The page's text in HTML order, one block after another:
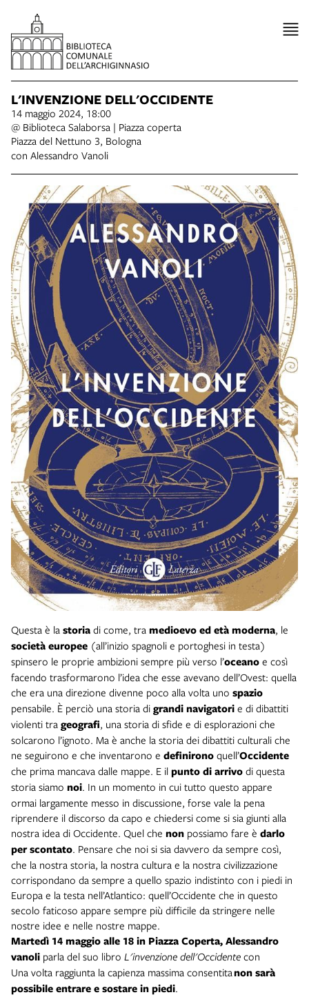
L'INVENZIONE DELL'OCCIDENTE
14 maggio 2024, 18:00
@ Biblioteca Salaborsa | Piazza coperta
Piazza del Nettuno 3, Bologna
con Alessandro Vanoli
Questa è la storia di come, tra medioevo ed età moderna, le
società europee (all’inizio spagnoli e portoghesi in testa)
spinsero le proprie ambizioni sempre più verso l’oceano e così
facendo trasformarono l’idea che esse avevano dell’Ovest: quella
che era una direzione divenne poco alla volta uno spazio
pensabile. È perciò una storia di grandi navigatori e di dibattiti
violenti tra geografi, una storia di sfide e di esplorazioni che
solcarono l’ignoto. Ma è anche la storia dei dibattiti culturali che
ne seguirono e che inventarono e definirono quell’Occidente
che prima mancava dalle mappe. E il punto di arrivo di questa
storia siamo noi. In un momento in cui tutto questo appare
ormai largamente messo in discussione, forse vale la pena
riprendere il discorso da capo e chiedersi come si sia giunti alla
nostra idea di Occidente. Quel che non possiamo fare è darlo
per scontato. Pensare che noi si sia davvero da sempre così,
che la nostra storia, la nostra cultura e la nostra civilizzazione
corrispondano da sempre a quello spazio indistinto con i piedi in
Europa e la testa nell’Atlantico: quell’Occidente che in questo
secolo faticoso appare sempre più difficile da stringere nelle
nostre idee e nelle nostre mappe.
Martedì 14 maggioalle 18 in Piazza Coperta,Alessandro
vanoli parla del suo libro L'invenzione dell'Occidente con
Una volta raggiunta la capienza massima consentitanon sarà
possibile entrare e sostare in piedi.